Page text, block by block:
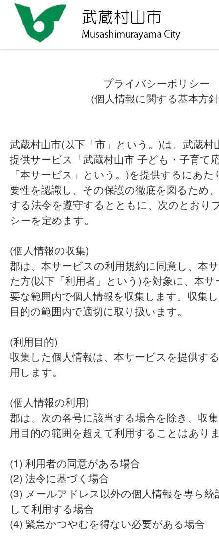
プライバシーポリシー
(個人情報に関する基本方
武蔵村山市(以下「市」という。)は、武蔵村
提供サービス「武蔵村山市 子ども・子育て
「本サービス」という。)を提供するにあ
要性を認識し、その保護の徹底を図るため
する法令を遵守するとともに、次のとおり
シーを定めます。
(個人情報の収集)
郡は、本サービスの利用規約に同意し、本
た方(以下「利用者」という)を対象に、本
要な範囲内で個人情報を収集します。収集
目的の範囲内で適切に取り扱います。
(利用目的)
収集した個人情報は、本サービスを提供す
用します。
(個人情報の利用)
郡は、次の各号に該当する場合を除き、収
用目的の範囲を超えて利用することはあり
(1) 利用者の同意がある場合
(2) 法令に基づく場合
(3) メールアドレス以外の個人情報を専ら統
して利用する場合
(4) 緊急かつやむを得ない必要がある場合